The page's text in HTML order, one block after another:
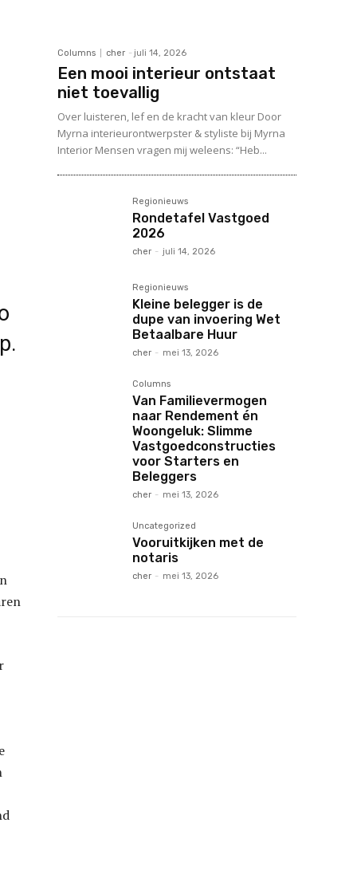
Columns cher - juli 14, 2026
Een mooi interieur ontstaat
niet toevallig
Over luisteren, lef en de kracht van kleur Door
Myrna interieurontwerpster & styliste bij Myrna
Interior Mensen vragen mij weleens: “Heb...
Regionieuws
Rondetafel Vastgoed
2026
cher - juli 14, 2026
Regionieuws
Kleine belegger is de
dupe van invoering Wet
Betaalbare Huur
cher - mei 13, 2026
Columns
Van Familievermogen
naar Rendement én
Woongeluk: Slimme
Vastgoedconstructies
voor Starters en
Beleggers
cher - mei 13, 2026
Uncategorized
Vooruitkijken met de
notaris
cher - mei 13, 2026